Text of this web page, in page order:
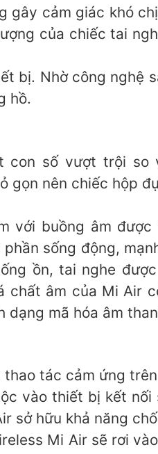
gây cảm giác khó
của chiếc tai
bị. Nhờ công nghệ
hồ.
con số vượt trội so
gọn nên chiếc hộp
với buồng âm
sống động,
ồn, tai nghe
chất âm của Mi Air
mã hóa âm
tác cảm ứng
vào thiết bị kết nối
sở hữu khả năng
Mi Air sẽ rơi